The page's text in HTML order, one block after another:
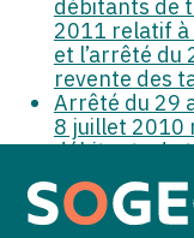
Aller
débitants de
2011 relatif à
et l’arrêté
revente des
Arrêté du 29
8 juillet 2010
débitants de
douanes et
l’exercice du
tabacs